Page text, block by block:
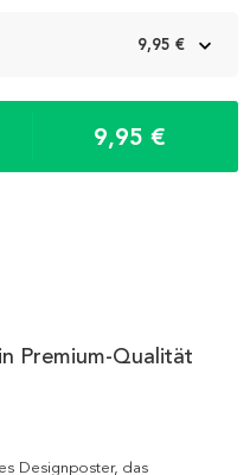
9,95 €
9,95 €
Premium-Qualität
Designposter, das